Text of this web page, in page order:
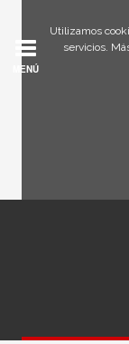
Utilizamos
servicios.
MENÚ